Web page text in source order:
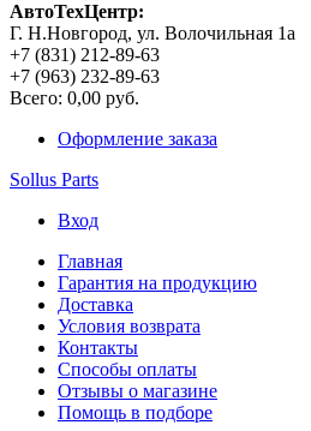
АвтоТехЦентр:
Г. Н.Новгород, ул. Волочильная 1а
+7 (831) 212-89-63
+7 (963) 232-89-63
Всего: 0,00 руб.
Оформление заказа
Sollus Parts
Вход
Главная
Гарантия на продукцию
Доставка
Условия возврата
Контакты
Способы оплаты
Отзывы о магазине
Помощь в подборе